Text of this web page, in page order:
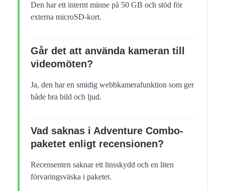
Den har ett internt minne på 50 GB och stöd för
externa microSD-kort.
Går det att använda kameran till
videomöten?
Ja, den har en smidig webbkamerafunktion som ger
både bra bild och ljud.
Vad saknas i Adventure Combo-
paketet enligt recensionen?
Recensenten saknar ett linsskydd och en liten
förvaringsväska i paketet.